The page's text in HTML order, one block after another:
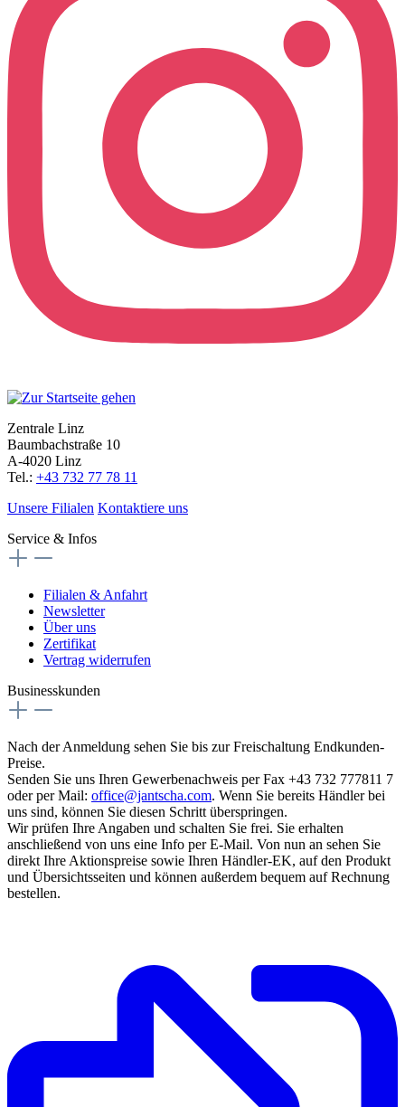
Zentrale Linz
Baumbachstraße 10
A-4020 Linz
Tel.: +43 732 77 78 11
Unsere Filialen Kontaktiere uns
Service & Infos
Filialen & Anfahrt
Newsletter
Über uns
Zertifikat
Vertrag widerrufen
Businesskunden
Nach der Anmeldung sehen Sie bis zur Freischaltung Endkunden-
Preise.
Senden Sie uns Ihren Gewerbenachweis per Fax +43 732 777811 7
oder per Mail: office@jantscha.com. Wenn Sie bereits Händler bei
uns sind, können Sie diesen Schritt überspringen.
Wir prüfen Ihre Angaben und schalten Sie frei. Sie erhalten
anschließend von uns eine Info per E-Mail. Von nun an sehen Sie
direkt Ihre Aktionspreise sowie Ihren Händler-EK, auf den Produkt
und Übersichtsseiten und können außerdem bequem auf Rechnung
bestellen.